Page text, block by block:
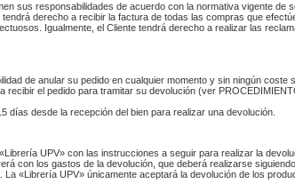
sus responsabilidades de acuerdo con la normativa vigente de
derecho a recibir la factura de todas las compras que
Igualmente, el Cliente tendrá derecho a realizar las
de anular su pedido en cualquier momento y sin ningún
recibir el pedido para tramitar su devolución (ver
días desde la recepción del bien para realizar una devolución.
UPV» con las instrucciones a seguir para realizar la
con los gastos de la devolución, que deberá realizarse
«Librería UPV» únicamente aceptará la devolución de los